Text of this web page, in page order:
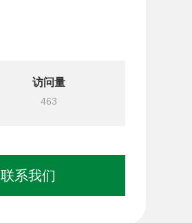
访问量
463
联系我们